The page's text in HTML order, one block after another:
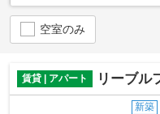
空室のみ
賃貸 | アパート リーブル
新築